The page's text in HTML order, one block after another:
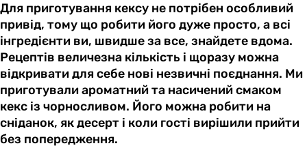
Для приготування кексу не потрібен особливий
привід, тому що робити його дуже просто, а всі
інгредієнти ви, швидше за все, знайдете вдома.
Рецептів величезна кількість і щоразу можна
відкривати для себе нові незвичні поєднання. Ми
приготували ароматний та насичений смаком
кекс із чорносливом. Його можна робити на
сніданок, як десерт і коли гості вирішили прийти
без попередження.